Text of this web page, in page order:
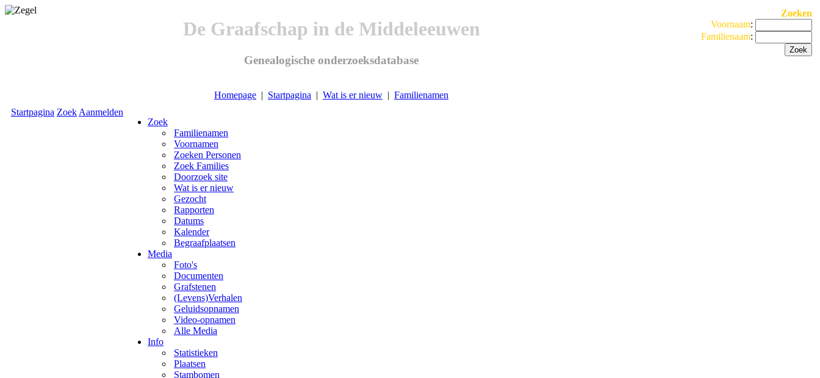
De Graafschap in de Middeleeuwen
Genealogische onderzoeksdatabase
Homepage | Startpagina | Wat is er nieuw | Familienamen
Zoeken
Voornaam:
Familienaam:
Startpagina Zoek Aanmelden
Zoek
Familienamen
Voornamen
Zoeken Personen
Zoek Families
Doorzoek site
Wat is er nieuw
Gezocht
Rapporten
Datums
Kalender
Begraafplaatsen
Media
Foto's
Documenten
Grafstenen
(Levens)Verhalen
Geluidsopnamen
Video-opnamen
Alle Media
Info
Statistieken
Plaatsen
Stambomen